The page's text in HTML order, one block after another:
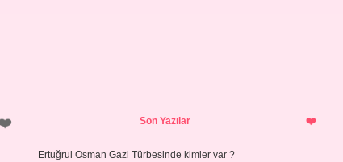
SidebarSon Yazılar
Ertuğrul Osman Gazi Türbesinde kimler var ?